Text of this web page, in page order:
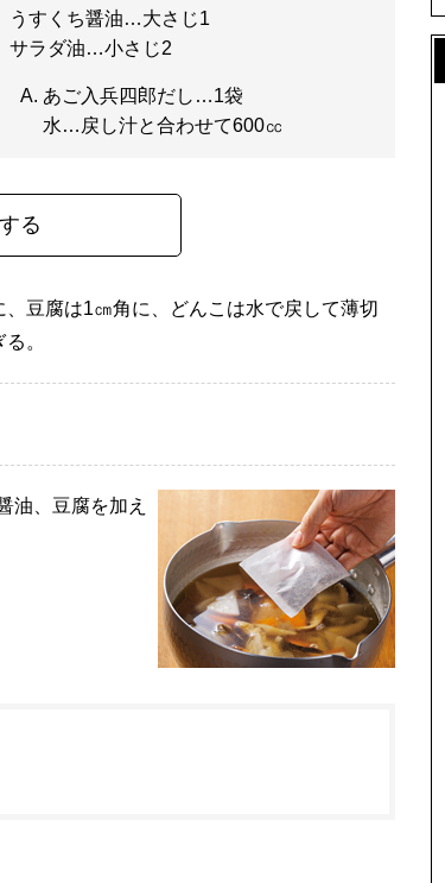
うすくち醤油…大さじ1
サラダ油…小さじ2
あご入兵四郎だし…1袋
水…戻し汁と合わせて600㏄
る
豆腐は1㎝角に、どんこは水で戻して薄切
。
油、豆腐を加え